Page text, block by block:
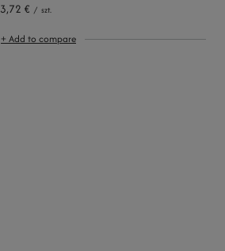
3,72 € / szt.
+ Add to compare